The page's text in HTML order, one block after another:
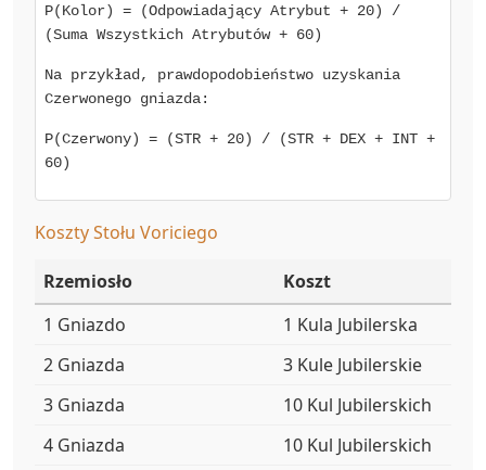
P(Kolor) = (Odpowiadający Atrybut + 20) /
(Suma Wszystkich Atrybutów + 60)
Na przykład, prawdopodobieństwo uzyskania
Czerwonego gniazda:
P(Czerwony) = (STR + 20) / (STR + DEX + INT +
60)
Koszty Stołu Voriciego
Rzemiosło
Koszt
1 Gniazdo
1 Kula Jubilerska
2 Gniazda
3 Kule Jubilerskie
3 Gniazda
10 Kul Jubilerskich
4 Gniazda
10 Kul Jubilerskich